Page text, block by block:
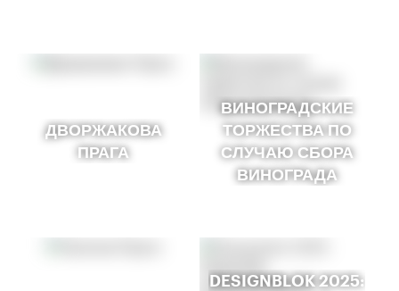
ДВОРЖАКОВА
ПРАГА
ВИНОГРАДСКИЕ
ТОРЖЕСТВА ПО
СЛУЧАЮ СБОРА
ВИНОГРАДА
DESIGNBLOK 2025: